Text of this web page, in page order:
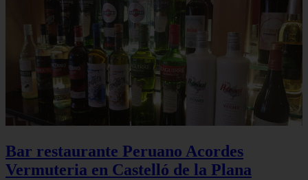
Bar restaurante Peruano Acordes
Vermuteria en Castelló de la Plana